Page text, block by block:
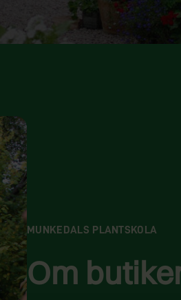
MUNKEDALS PLANTSKOLA
Om